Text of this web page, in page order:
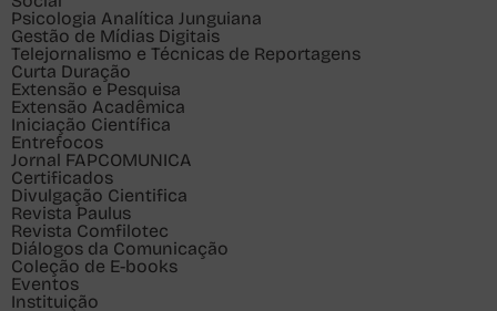
Psicologia Analítica Junguiana
Gestão de Mídias Digitais
Telejornalismo e Técnicas de Reportagens
Curta Duração
Extensão e Pesquisa
Extensão Acadêmica
Iniciação Científica
Entrefocos
Jornal FAPCOMUNICA
Certificados
Divulgação Cientifica
Revista Paulus
Revista Comfilotec
Diálogos da Comunicação
Coleção de E-books
Eventos
Instituição